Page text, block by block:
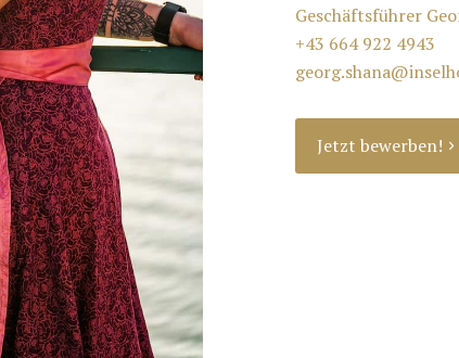
Geschäftsführer
+43 664 922 4943
Jetzt bewerben!